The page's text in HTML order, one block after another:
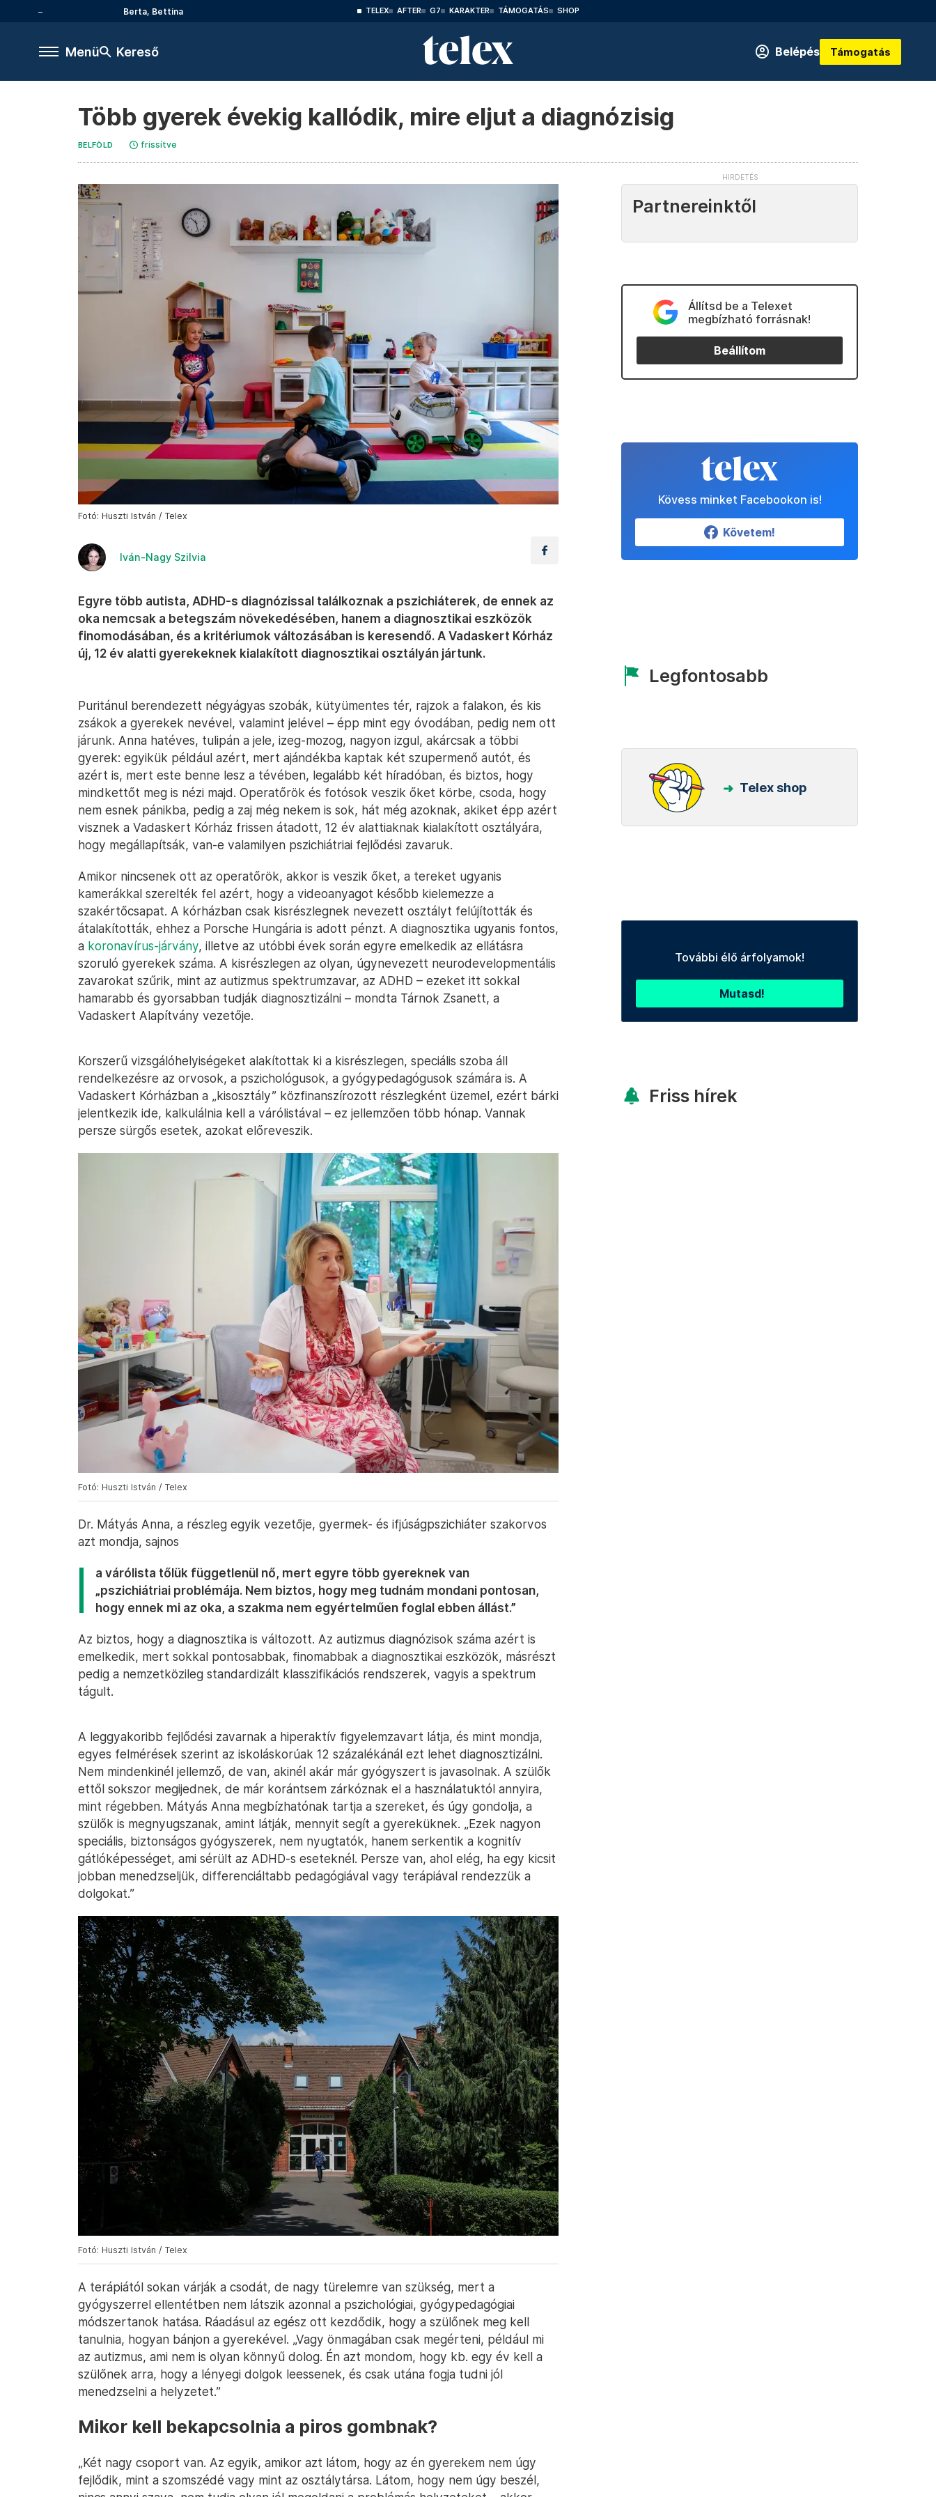
Berta, Bettina TELEX AFTER G7 KARAKTER TÁMOGATÁS SHOP
Menü Kereső Belépés Támogatás
Több gyerek évekig kallódik, mire eljut a diagnózisig
BELFÖLD frissítve
Fotó: Huszti István / Telex
Iván-Nagy Szilvia
Egyre több autista, ADHD-s diagnózissal találkoznak a pszichiáterek, de ennek az
oka nemcsak a betegszám növekedésében, hanem a diagnosztikai eszközök
finomodásában, és a kritériumok változásában is keresendő. A Vadaskert Kórház
új, 12 év alatti gyerekeknek kialakított diagnosztikai osztályán jártunk.
Puritánul berendezett négyágyas szobák, kütyümentes tér, rajzok a falakon, és kis
zsákok a gyerekek nevével, valamint jelével – épp mint egy óvodában, pedig nem ott
járunk. Anna hatéves, tulipán a jele, izeg-mozog, nagyon izgul, akárcsak a többi
gyerek: egyikük például azért, mert ajándékba kaptak két szupermenő autót, és
azért is, mert este benne lesz a tévében, legalább két híradóban, és biztos, hogy
mindkettőt meg is nézi majd. Operatőrök és fotósok veszik őket körbe, csoda, hogy
nem esnek pánikba, pedig a zaj még nekem is sok, hát még azoknak, akiket épp azért
visznek a Vadaskert Kórház frissen átadott, 12 év alattiaknak kialakított osztályára,
hogy megállapítsák, van-e valamilyen pszichiátriai fejlődési zavaruk.
Amikor nincsenek ott az operatőrök, akkor is veszik őket, a tereket ugyanis
kamerákkal szerelték fel azért, hogy a videoanyagot később kielemezze a
szakértőcsapat. A kórházban csak kisrészlegnek nevezett osztályt felújították és
átalakították, ehhez a Porsche Hungária is adott pénzt. A diagnosztika ugyanis fontos,
a koronavírus-járvány, illetve az utóbbi évek során egyre emelkedik az ellátásra
szoruló gyerekek száma. A kisrészlegen az olyan, úgynevezett neurodevelopmentális
zavarokat szűrik, mint az autizmus spektrumzavar, az ADHD – ezeket itt sokkal
hamarabb és gyorsabban tudják diagnosztizálni – mondta Tárnok Zsanett, a
Vadaskert Alapítvány vezetője.
Korszerű vizsgálóhelyiségeket alakítottak ki a kisrészlegen, speciális szoba áll
rendelkezésre az orvosok, a pszichológusok, a gyógypedagógusok számára is. A
Vadaskert Kórházban a „kisosztály” közfinanszírozott részlegként üzemel, ezért bárki
jelentkezik ide, kalkulálnia kell a várólistával – ez jellemzően több hónap. Vannak
persze sürgős esetek, azokat előreveszik.
Fotó: Huszti István / Telex
Dr. Mátyás Anna, a részleg egyik vezetője, gyermek- és ifjúságpszichiáter szakorvos
azt mondja, sajnos
a várólista tőlük függetlenül nő, mert egyre több gyereknek van
„pszichiátriai problémája. Nem biztos, hogy meg tudnám mondani pontosan,
hogy ennek mi az oka, a szakma nem egyértelműen foglal ebben állást.”
Az biztos, hogy a diagnosztika is változott. Az autizmus diagnózisok száma azért is
emelkedik, mert sokkal pontosabbak, finomabbak a diagnosztikai eszközök, másrészt
pedig a nemzetközileg standardizált klasszifikációs rendszerek, vagyis a spektrum
tágult.
A leggyakoribb fejlődési zavarnak a hiperaktív figyelemzavart látja, és mint mondja,
egyes felmérések szerint az iskoláskorúak 12 százalékánál ezt lehet diagnosztizálni.
Nem mindenkinél jellemző, de van, akinél akár már gyógyszert is javasolnak. A szülők
ettől sokszor megijednek, de már korántsem zárkóznak el a használatuktól annyira,
mint régebben. Mátyás Anna megbízhatónak tartja a szereket, és úgy gondolja, a
szülők is megnyugszanak, amint látják, mennyit segít a gyereküknek. „Ezek nagyon
speciális, biztonságos gyógyszerek, nem nyugtatók, hanem serkentik a kognitív
gátlóképességet, ami sérült az ADHD-s eseteknél. Persze van, ahol elég, ha egy kicsit
jobban menedzseljük, differenciáltabb pedagógiával vagy terápiával rendezzük a
dolgokat.”
Fotó: Huszti István / Telex
A terápiától sokan várják a csodát, de nagy türelemre van szükség, mert a
gyógyszerrel ellentétben nem látszik azonnal a pszichológiai, gyógypedagógiai
módszertanok hatása. Ráadásul az egész ott kezdődik, hogy a szülőnek meg kell
tanulnia, hogyan bánjon a gyerekével. „Vagy önmagában csak megérteni, például mi
az autizmus, ami nem is olyan könnyű dolog. Én azt mondom, hogy kb. egy év kell a
szülőnek arra, hogy a lényegi dolgok leessenek, és csak utána fogja tudni jól
menedzselni a helyzetet.”
Mikor kell bekapcsolnia a piros gombnak?
„Két nagy csoport van. Az egyik, amikor azt látom, hogy az én gyerekem nem úgy
fejlődik, mint a szomszédé vagy mint az osztálytársa. Látom, hogy nem úgy beszél,
Partnereinktől
Állítsd be a Telexet
megbízható forrásnak!
Beállítom
Kövess minket Facebookon is!
Követem!
Legfontosabb
Telex shop
További élő árfolyamok!
Mutasd!
Friss hírek